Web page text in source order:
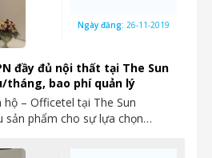
đầy đủ nội thất tại The Sun
tháng, bao phí quản lý
– Officetel tại The Sun
sản phẩm cho sự lựa chọn…
Ngày đăng: 26-11-2019